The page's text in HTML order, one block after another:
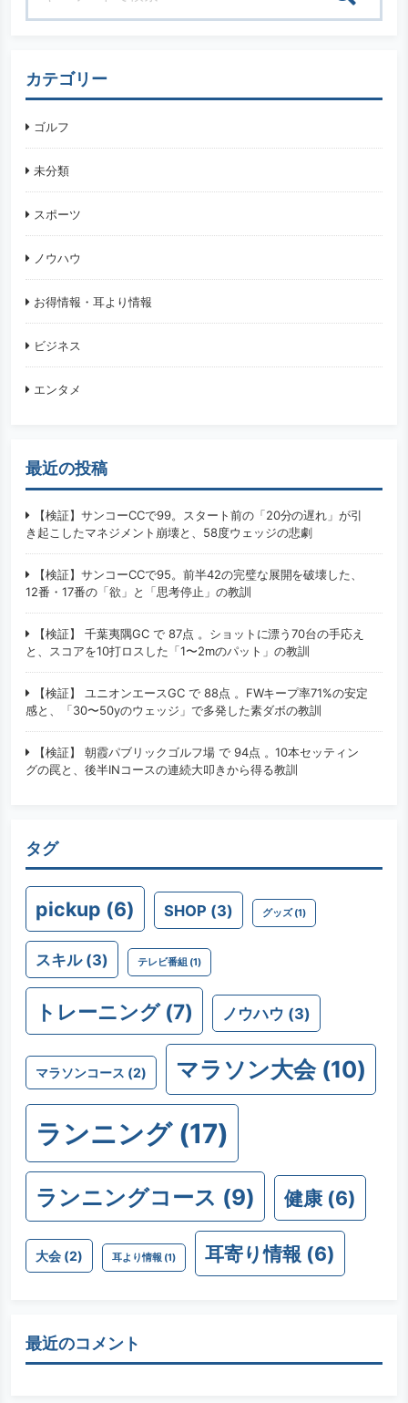
カテゴリー
ゴルフ
未分類
スポーツ
ノウハウ
お得情報・耳より情報
ビジネス
エンタメ
最近の投稿
【検証】サンコーCCで99。スタート前の「20分の遅れ」が引
き起こしたマネジメント崩壊と、58度ウェッジの悲劇
【検証】サンコーCCで95。前半42の完璧な展開を破壊した、
12番・17番の「欲」と「思考停止」の教訓
【検証】 千葉夷隅GC で 87点 。ショットに漂う70台の手応え
と、スコアを10打ロスした「1〜2mのパット」の教訓
【検証】 ユニオンエースGC で 88点 。FWキープ率71%の安定
感と、「30〜50yのウェッジ」で多発した素ダボの教訓
【検証】 朝霞パブリックゴルフ場 で 94点 。10本セッティン
グの罠と、後半INコースの連続大叩きから得る教訓
タグ
pickup (6) SHOP (3) グッズ(1)
スキル(3) テレビ番組 (1)
トレーニング(7) ノウハウ (3)
マラソンコース (2) マラソン大会(10)
ランニング(17)
ランニングコース (9) 健康(6)
大会(2) 耳より情報 (1) 耳寄り情報 (6)
最近のコメント